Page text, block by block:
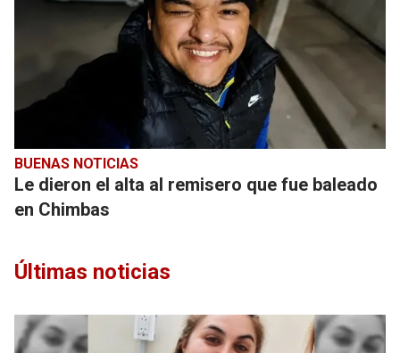
BUENAS NOTICIAS
Le dieron el alta al remisero que fue baleado
en Chimbas
Últimas noticias